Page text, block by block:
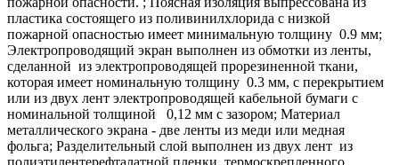
пластика состоящего из поливинилхлорида с низкой
пожарной опасностью имеет минимальную толщину 0.9 мм;
Электропроводящий экран выполнен из обмотки из ленты,
сделанной из электропроводящей прорезиненной ткани,
которая имеет номинальную толщину 0.3 мм, с перекрытием
или из двух лент электропроводящей кабельной бумаги с
номинальной толщиной 0,12 мм с зазором; Материал
металлического экрана - две ленты из меди или медная
фольга; Разделительный слой выполнен из двух лент из
полиэтилентерефталатной пленки, термоскрепленного